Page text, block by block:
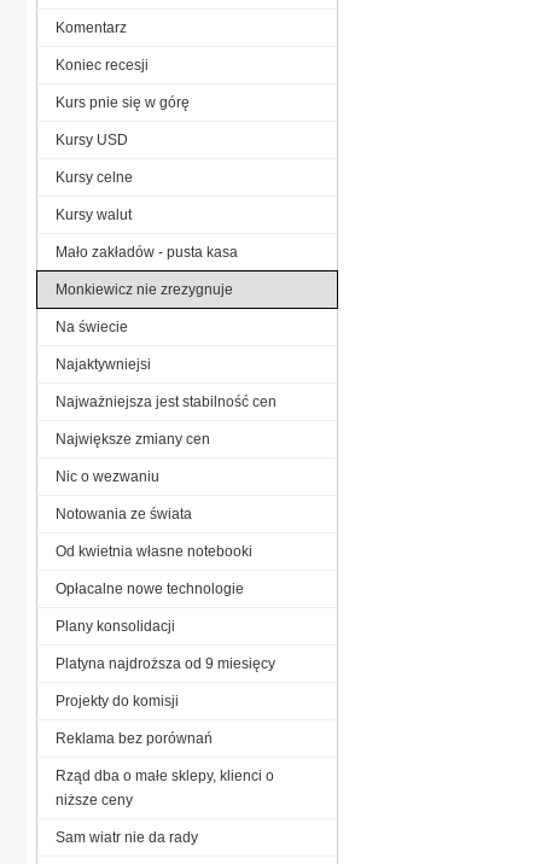
Komentarz
Koniec recesji
Kurs pnie się w górę
Kursy USD
Kursy celne
Kursy walut
Mało zakładów - pusta kasa
Monkiewicz nie zrezygnuje
Na świecie
Najaktywniejsi
Najważniejsza jest stabilność cen
Największe zmiany cen
Nic o wezwaniu
Notowania ze świata
Od kwietnia własne notebooki
Opłacalne nowe technologie
Plany konsolidacji
Platyna najdroższa od 9 miesięcy
Projekty do komisji
Reklama bez porównań
Rząd dba o małe sklepy, klienci o
niższe ceny
Sam wiatr nie da rady